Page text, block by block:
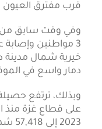
قرب مفترق العيون
وفي وقت سابق من
3 مواطنين وإصابة
خيرية شمال مدينة
دمار واسع في
وبذلك، ترتفع
على قطاع غزة منذ